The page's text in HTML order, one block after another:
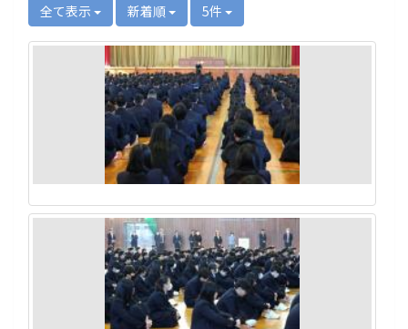
全て表示 新着順 5件